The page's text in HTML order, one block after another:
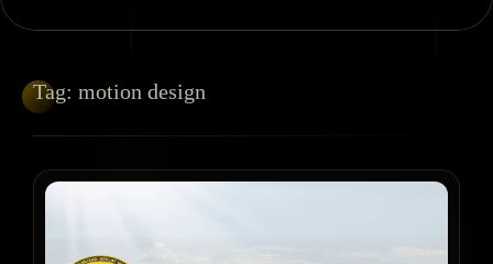
Tag: motion design